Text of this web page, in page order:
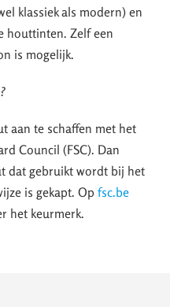
klassiek als modern) en
houttinten. Zelf een
is mogelijk.
aan te schaffen met het
Council (FSC). Dan
dat gebruikt wordt bij het
is gekapt. Op fsc.be
het keurmerk.